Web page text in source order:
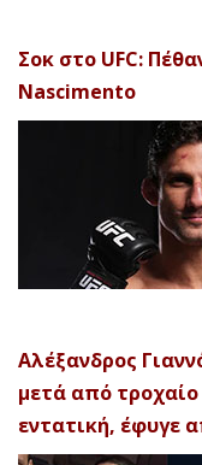
Σοκ στο UFC:
Nascimento
Αλέξανδρος
μετά από
εντατική, έφυγε